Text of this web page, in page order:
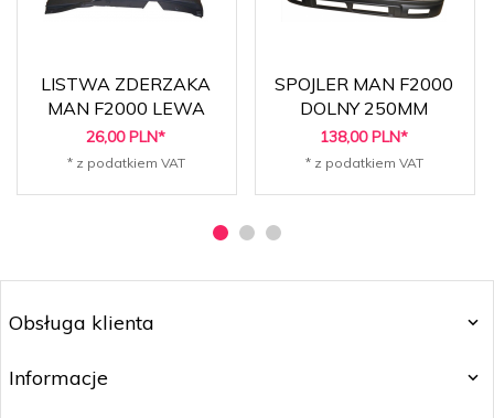
LISTWA ZDERZAKA
MAN F2000 LEWA
26,00 PLN*
* z podatkiem VAT
SPOJLER MAN F2000
DOLNY 250MM
138,00 PLN*
* z podatkiem VAT
Obsługa klienta
Informacje